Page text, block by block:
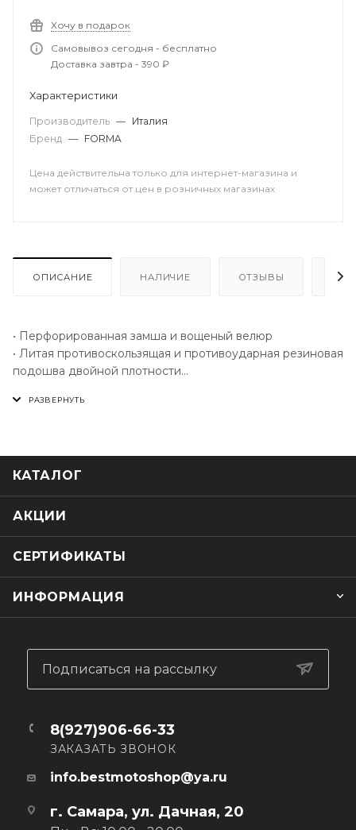
Хочу в подарок
Самовывоз сегодня - бесплатно
Доставка завтра - 390 ₽
Характеристики
Производитель — Италия
Бренд — FORMA
Цена действительна только для интернет-магазина и
может отличаться от цен в розничных магазинах
ОПИСАНИЕ НАЛИЧИЕ ОТЗЫВЫ
• Перфорированная замша и вощеный велюр
• Литая противоскользящая и противоударная резиновая
подошва двойной плотности
• Проушины шнурков усилены металлическими
флуоресцентные шнурки
• Подкладка из дышащего сетчатого материала
• Лодыжка защищена вставкой из TPU материала
• Противоударная стелька двойной плотности EVA
• Гибкая антибактериальная, сменная стелька с системой
A.P.S. (система воздушного насоса, прогоняющего
воздух сквозь стельку во время движения)
КАТАЛОГ
АКЦИИ
СЕРТИФИКАТЫ
ИНФОРМАЦИЯ
г. Самара, ул. Дачная, 20
Подписаться на рассылку
8(927)906-66-33
ЗАКАЗАТЬ ЗВОНОК
info.bestmotoshop@ya.ru